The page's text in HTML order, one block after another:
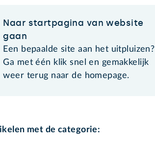
Naar startpagina van website
gaan
Een bepaalde site aan het uitpluizen?
Ga met één klik snel en gemakkelijk
weer terug naar de homepage.
met de categorie: